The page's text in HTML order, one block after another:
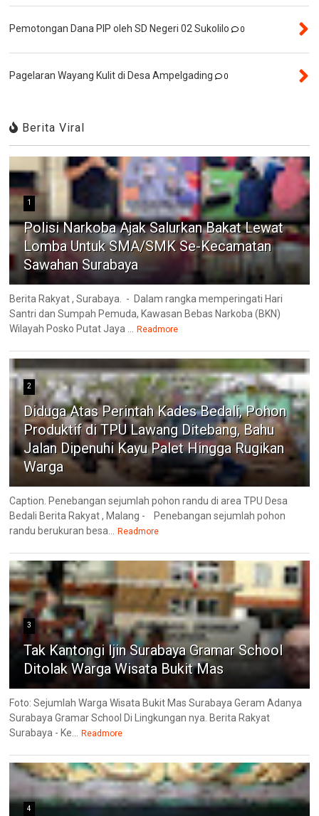
Pemotongan Dana PIP oleh SD Negeri 02 Sukolilo 0
Pagelaran Wayang Kulit di Desa Ampelgading 0
Berita Viral
1
Polisi Narkoba Ajak Salurkan Bakat Lewat
Lomba Untuk SMA/SMK Se-Kecamatan
Sawahan Surabaya
Berita Rakyat , Surabaya. - Dalam rangka memperingati Hari
Santri dan Sumpah Pemuda, Kawasan Bebas Narkoba (BKN)
Wilayah Posko Putat Jaya ... Readmore
2
Diduga Atas Perintah Kades Bedali, Pohon
Produktif di TPU Lawang Ditebang, Bahu
Jalan Dipenuhi Kayu Palet Hingga Rugikan
Warga
Caption. Penebangan sejumlah pohon randu di area TPU Desa
Bedali Berita Rakyat , Malang - Penebangan sejumlah pohon
randu berukuran besa... Readmore
3
Tak Kantongi Ijin Surabaya Gramar School
Ditolak Warga Wisata Bukit Mas
Foto: Sejumlah Warga Wisata Bukit Mas Surabaya Geram Adanya
Surabaya Gramar School Di Lingkungan nya. Berita Rakyat
Surabaya - Ke... Readmore
4